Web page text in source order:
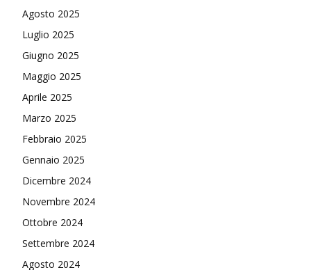
Agosto 2025
Luglio 2025
Giugno 2025
Maggio 2025
Aprile 2025
Marzo 2025
Febbraio 2025
Gennaio 2025
Dicembre 2024
Novembre 2024
Ottobre 2024
Settembre 2024
Agosto 2024